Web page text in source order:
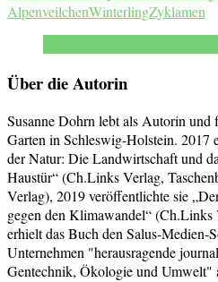
AlpenveilchenWinterlingZyklamen
Über die Autorin
Susanne Dohrn lebt als Autorin und
Garten in Schleswig-Holstein. 2017
der Natur: Die Landwirtschaft und
Haustür“ (Ch.Links Verlag,
Verlag), 2019 veröffentlichte sie
gegen den Klimawandel“
erhielt das Buch den Salus-Medien-
Unternehmen "herausragende
Gentechnik, Ökologie und Umwelt"